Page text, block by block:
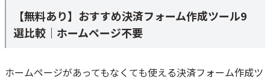
【無料あり】おすすめ決済フォーム作成ツール9
選比較｜ホームページ不要
ホームページがあってもなくても使える決済フォーム作成ツ